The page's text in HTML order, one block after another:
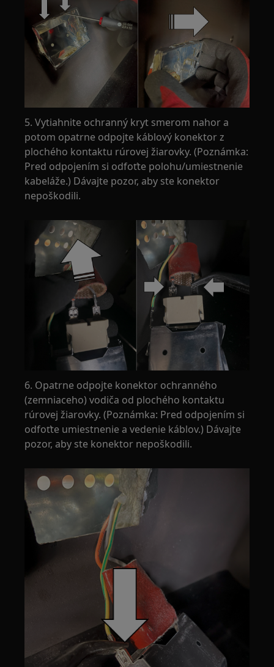
5. Vytiahnite ochranný kryt smerom nahor a
potom opatrne odpojte káblový konektor z
plochého kontaktu rúrovej žiarovky. (Poznámka:
Pred odpojením si odfoťte polohu/umiestnenie
kabeláže.) Dávajte pozor, aby ste konektor
nepoškodili.
6. Opatrne odpojte konektor ochranného
(zemniaceho) vodiča od plochého kontaktu
rúrovej žiarovky. (Poznámka: Pred odpojením si
odfoťte umiestnenie a vedenie káblov.) Dávajte
pozor, aby ste konektor nepoškodili.